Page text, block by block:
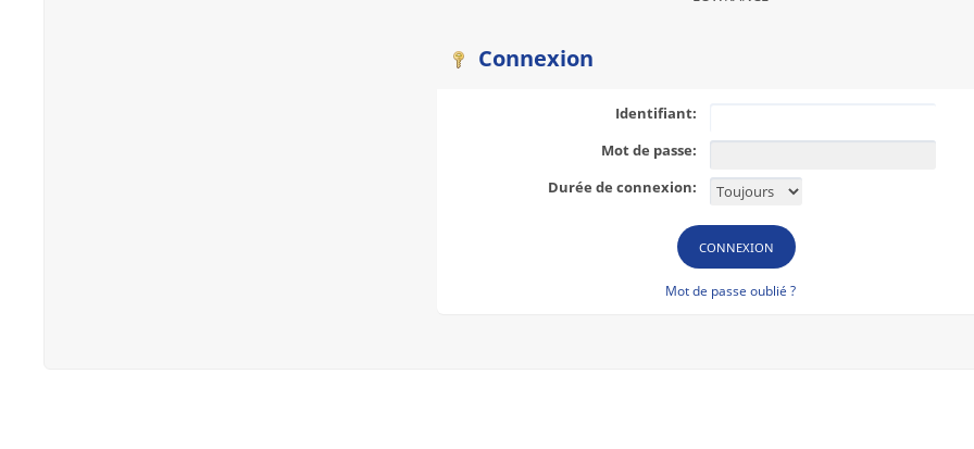
Connexion
Identifiant:
Mot de passe:
Durée de connexion:
Mot de passe oublié ?